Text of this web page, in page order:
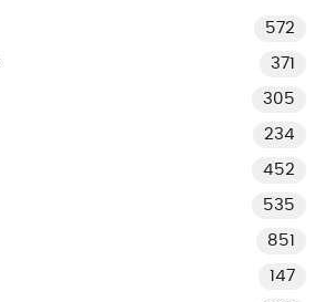
572
371
305
234
452
535
851
147